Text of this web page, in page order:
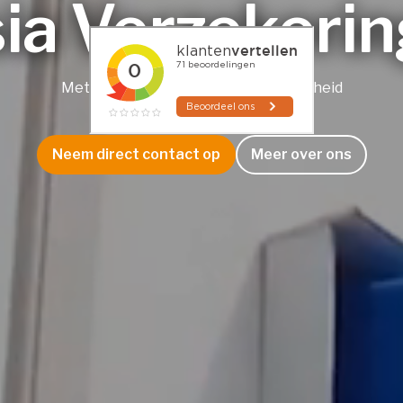
Met ons advies naar financiële zekerheid
Neem direct contact op Meer over ons